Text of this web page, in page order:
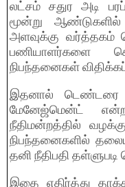
லட்சம் சதுர அடி
மூன்று
அளவுக்கு வர்த்தகம்
பணியாளர்களை
நிபந்தனைகள்
இதனால் டெண்டரை
மேனேஜ்மென்ட்
நீதிமன்றத்தில்
நிபந்தனைகளில்
தனி நீதிபதி
இதை எதிர்த்து